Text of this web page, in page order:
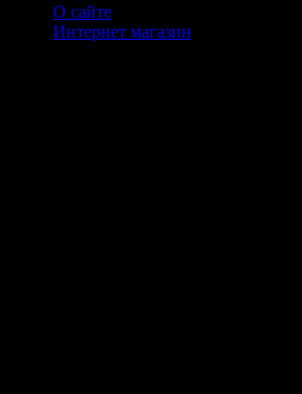
О сайте
Интернет магазин